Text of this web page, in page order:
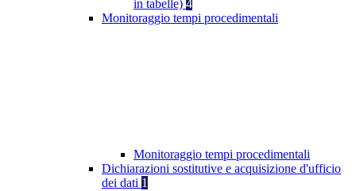
in tabelle) 4
Monitoraggio tempi procedimentali
Monitoraggio tempi procedimentali
Dichiarazioni sostitutive e acquisizione d'ufficio
dei dati 1